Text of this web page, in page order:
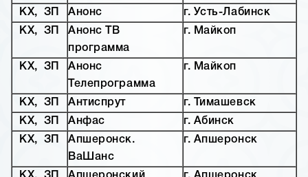
КХ, ЗП
Анонс
г. Усть-Лабинск
КХ, ЗП
Анонс ТВ
программа
г. Майкоп
КХ, ЗП
Анонс
Телепрограмма
г. Майкоп
КХ, ЗП Антиспрут
г. Тимашевск
КХ, ЗП
Анфас
г. Абинск
КХ, ЗП
Апшеронск.
ВаШанс
г. Апшеронск